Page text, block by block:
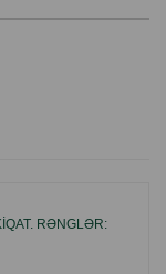
maşında da
RƏNGLƏR: